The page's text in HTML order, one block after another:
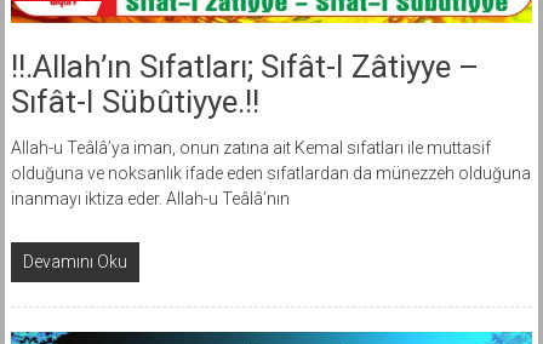
!!.Allah’ın Sıfatları; Sıfât-I Zâtiyye –
Sıfât-I Sübûtiyye.!!
Allah-u Teâlâ’ya iman, onun zatına ait Kemal sıfatları ile muttasif
olduğuna ve noksanlık ifade eden sıfatlardan da münezzeh olduğuna
inanmayı iktiza eder. Allah-u Teâlâ’nın
Devamını Oku